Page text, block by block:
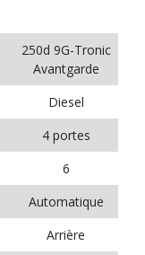
250d 9G-Tronic
Avantgarde
Diesel
4 portes
6
Automatique
Arrière